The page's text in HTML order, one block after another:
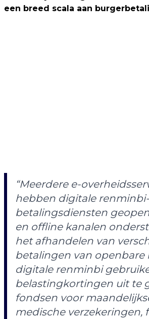
een breed scala aan
“Meerdere e-
hebben digitale renminbi-
betalingsdiensten
en offline kanalen
het afhandelen van
betalingen van openbare
digitale renminbi
belastingkortingen uit te
fondsen voor
medische verzekeringen,